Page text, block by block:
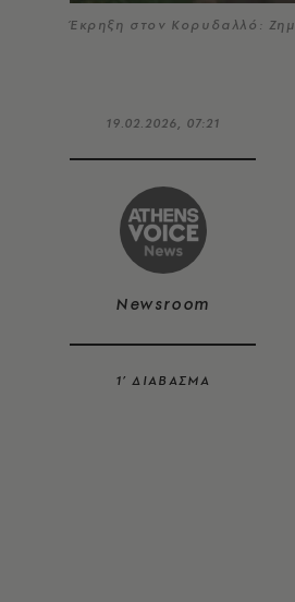
Έκρηξη στον Κορυδαλλό:
19.02.2026, 07:21
Newsroom
1’ ΔΙΑΒΑΣΜΑ